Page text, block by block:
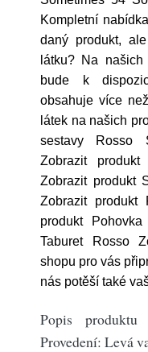
Kompletní
daný produkt,
látku? Na
bude k
obsahuje více
látek na našich
sestavy Rosso
Zobrazit
Zobrazit produkt
Zobrazit produkt
produkt
Taburet Rosso
shopu pro vás
nás potěší také
Popis produktu
Provedení: Levá